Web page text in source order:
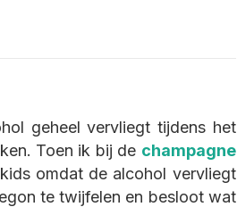
geheel vervliegt tijdens het
Toen ik bij de champagne
omdat de alcohol vervliegt
te twijfelen en besloot wat